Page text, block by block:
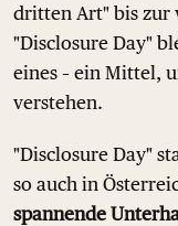
dritten Art" bis zur
"Disclosure Day"
eines – ein Mittel,
verstehen.
"Disclosure Day"
so auch in
spannende